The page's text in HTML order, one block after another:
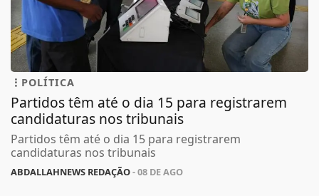
POLÍTICA
Partidos têm até o dia 15 para registrarem
candidaturas nos tribunais
Partidos têm até o dia 15 para registrarem
candidaturas nos tribunais
ABDALLAHNEWS REDAÇÃO- 08 DE AGO